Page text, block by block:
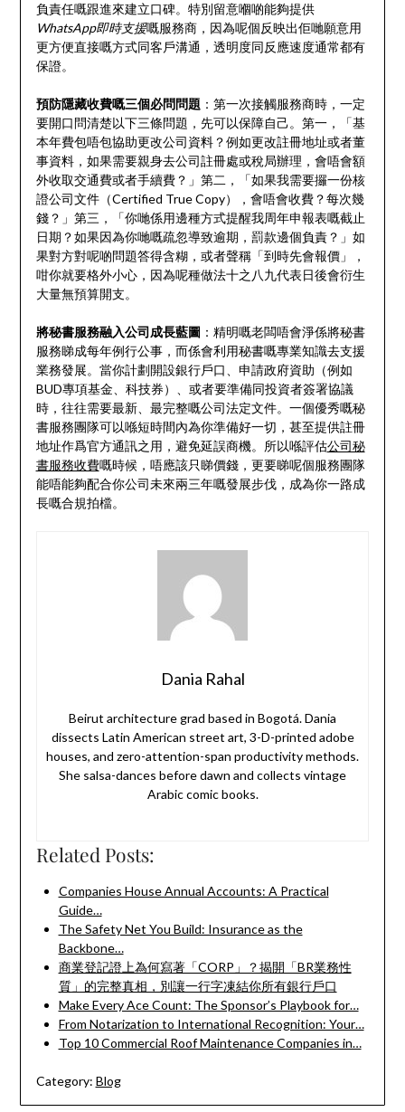
負責任嘅跟進來建立口碑。特別留意嗰啲能夠提供
WhatsApp即時支援嘅服務商，因為呢個反映出佢哋願意用
更方便直接嘅方式同客戶溝通，透明度同反應速度通常都有
保證。
預防隱藏收費嘅三個必問問題 ：第一次接觸服務商時，一定
要開口問清楚以下三條問題，先可以保障自己。第一，「基
本年費包唔包協助更改公司資料？例如更改註冊地址或者董
事資料，如果需要親身去公司註冊處或稅局辦理，會唔會額
外收取交通費或者手續費？」第二，「如果我需要攞一份核
證公司文件（Certified True Copy），會唔會收費？每次幾
錢？」第三，「你哋係用邊種方式提醒我周年申報表嘅截止
日期？如果因為你哋嘅疏忽導致逾期，罰款邊個負責？」如
果對方對呢啲問題答得含糊，或者聲稱「到時先會報價」，
咁你就要格外小心，因為呢種做法十之八九代表日後會衍生
大量無預算開支。
將秘書服務融入公司成長藍圖 ：精明嘅老闆唔會淨係將秘書
服務睇成每年例行公事，而係會利用秘書嘅專業知識去支援
業務發展。當你計劃開設銀行戶口、申請政府資助（例如
BUD專項基金、科技券）、或者要準備同投資者簽署協議
時，往往需要最新、最完整嘅公司法定文件。一個優秀嘅秘
書服務團隊可以喺短時間內為你準備好一切，甚至提供註冊
地址作爲官方通訊之用，避免延誤商機。所以喺評估公司秘
書服務收費嘅時候，唔應該只睇價錢，更要睇呢個服務團隊
能唔能夠配合你公司未來兩三年嘅發展步伐，成為你一路成
長嘅合規拍檔。
Dania Rahal
Beirut architecture grad based in Bogotá. Dania
dissects Latin American street art, 3-D-printed adobe
houses, and zero-attention-span productivity methods.
She salsa-dances before dawn and collects vintage
Arabic comic books.
Related Posts:
Companies House Annual Accounts: A Practical
Guide…
The Safety Net You Build: Insurance as the
Backbone…
商業登記證上為何寫著「CORP」？揭開「BR業務性
質」的完整真相，別讓一行字凍結你所有銀行戶口
Make Every Ace Count: The Sponsor’s Playbook for…
From Notarization to International Recognition: Your…
Top 10 Commercial Roof Maintenance Companies in…
Category: Blog